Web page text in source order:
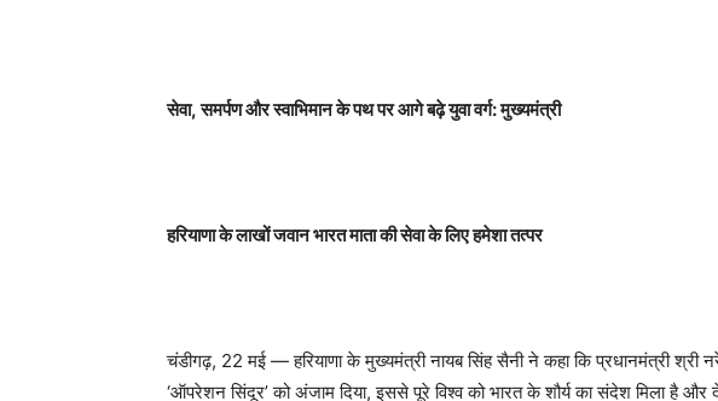
सेवा,समर्पण और स्वाभिमान के पथ पर आगे बढ़े युवा वर्ग: मुख्यमंत्री
हरियाणा के लाखों जवान भारत माता की सेवा के लिए हमेशा तत्पर
चंडीगढ़, 22 मई — हरियाणा के मुख्यमंत्री नायब सिंह सैनी ने कहा कि प्रधानमंत्री श्री
‘ऑपरेशन सिंदूर’ को अंजाम दिया, इससे पूरे विश्व को भारत के शौर्य का संदेश मिला है